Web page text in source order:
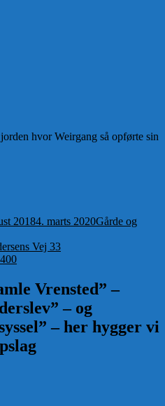
hvor Weirgang så opførte sin
20184. marts 2020Gårde og
Vej 33
Vrensted” –
– og
– her hygger vi